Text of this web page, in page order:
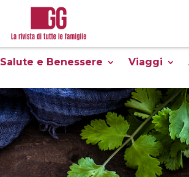
Salute e Benessere Viaggi